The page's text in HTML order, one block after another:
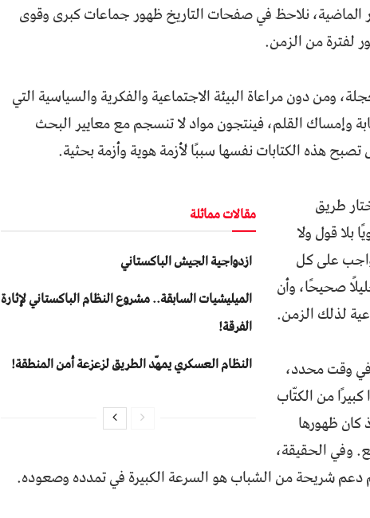
الماضية، نلاحظ في صفحات التاريخ ظهور جماعات كبرى وقوى
لفترة من الزمن.
ومن دون مراعاة البيئة الاجتماعية والفكرية والسياسية التي
وإمساك القلم، فينتجون مواد لا تنسجم مع معايير البحث
هذه الكتابات نفسها سببًا لأزمة هوية وأزمة بحثية.
مقالات مماثلة
ازدواجية الجيش الباكستاني
المیلیشیات السابقة.. مشروع النظام الباكستاني لإثارة
الفرقة!
النظام العسكري يمهّد الطريق لزعزعة أمن المنطقة!
طريق
بلا قول ولا
على كل
صحيحًا، وأن
لذلك الزمن.
وقت محدد،
من الكتّاب
كان ظهورها
وفي الحقيقة،
دعم شريحة من الشباب هو السرعة الكبيرة في تمدده وصعوده.